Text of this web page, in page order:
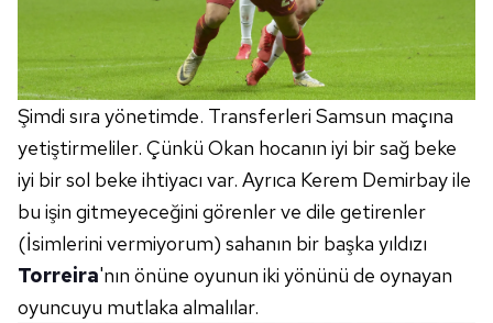
Şimdi sıra yönetimde. Transferleri Samsun maçına
yetiştirmeliler. Çünkü Okan hocanın iyi bir sağ beke
iyi bir sol beke ihtiyacı var. Ayrıca Kerem Demirbay ile
bu işin gitmeyeceğini görenler ve dile getirenler
(İsimlerini vermiyorum) sahanın bir başka yıldızı
Torreira'nın önüne oyunun iki yönünü de oynayan
oyuncuyu mutlaka almalılar.